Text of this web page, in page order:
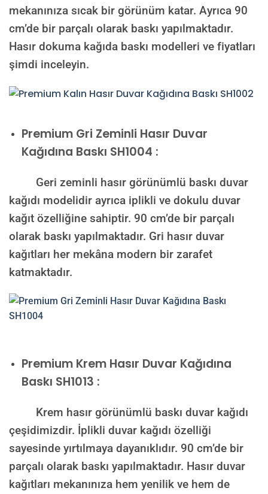
mekanınıza sıcak bir görünüm katar. Ayrıca 90
cm’de bir parçalı olarak baskı yapılmaktadır.
Hasır dokuma kağıda baskı modelleri ve fiyatları
şimdi inceleyin.
Premium Gri Zeminli Hasır Duvar
Kağıdına Baskı SH1004 :
Geri zeminli hasır görünümlü baskı duvar
kağıdı modelidir ayrıca iplikli ve dokulu duvar
kağıt özelliğine sahiptir. 90 cm’de bir parçalı
olarak baskı yapılmaktadır. Gri hasır duvar
kağıtları her mekâna modern bir zarafet
katmaktadır.
Premium Krem Hasır Duvar Kağıdına
Baskı SH1013 :
Krem hasır görünümlü baskı duvar kağıdı
çeşidimizdir. İplikli duvar kağıdı özelliği
sayesinde yırtılmaya dayanıklıdır. 90 cm’de bir
parçalı olarak baskı yapılmaktadır. Hasır duvar
kağıtları mekanınıza hem yenilik ve hem de